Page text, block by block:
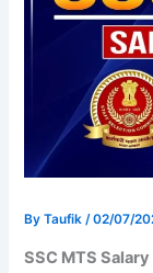
ByTaufik /02/07/
SSC MTS